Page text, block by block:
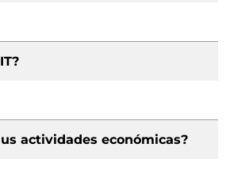
actividades económicas?